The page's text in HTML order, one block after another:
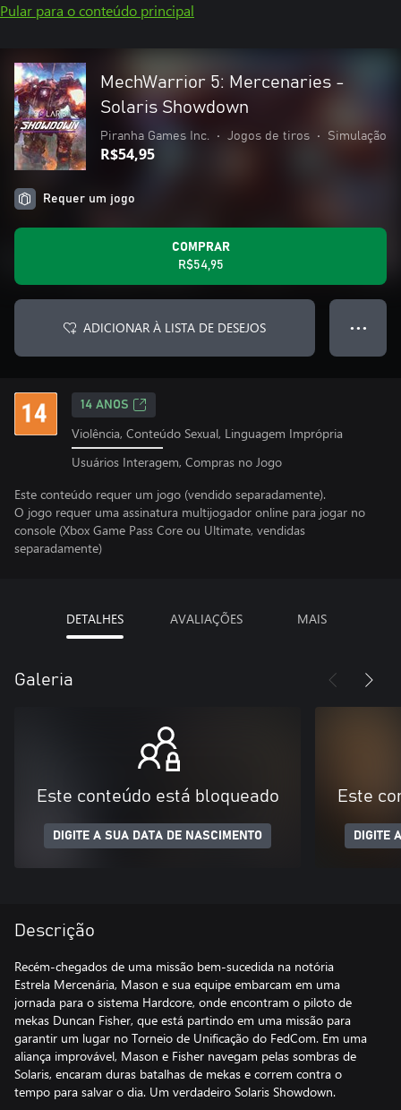
Pular para o conteúdo principal
MechWarrior 5: Mercenaries -
Solaris Showdown
Piranha Games Inc. • Jogos de tiros • Simulação
R$54,95
Requer um jogo
COMPRAR
R$54,95
ADICIONAR À LISTA DE DESEJOS ● ● ●
14 ANOS
Violência, Conteúdo Sexual, Linguagem Imprópria
Usuários Interagem, Compras no Jogo
Este conteúdo requer um jogo (vendido separadamente).
O jogo requer uma assinatura multijogador online para jogar no
console (Xbox Game Pass Core ou Ultimate, vendidas
separadamente)
DETALHES AVALIAÇÕES MAIS
Galeria
Este conteúdo está bloqueado
DIGITE A SUA DATA DE NASCIMENTO
Este
DIGITE
Descrição
Recém-chegados de uma missão bem-sucedida na notória
Estrela Mercenária, Mason e sua equipe embarcam em uma
jornada para o sistema Hardcore, onde encontram o piloto de
mekas Duncan Fisher, que está partindo em uma missão para
garantir um lugar no Torneio de Unificação do FedCom. Em uma
aliança improvável, Mason e Fisher navegam pelas sombras de
Solaris, encaram duras batalhas de mekas e correm contra o
tempo para salvar o dia. Um verdadeiro Solaris Showdown.